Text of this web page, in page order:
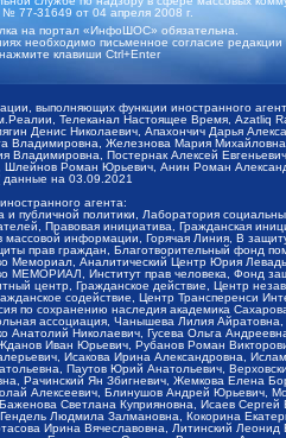
№ 77-31649 от 04 апреля 2008 г.
на портал «ИнфоШОС» обязательна.
необходимо письменное согласие редакции
клавиши Ctrl+Enter
выполняющих функции иностранного
Телеканал Настоящее Время, Azatliq
Денис Николаевич, Апахончич Дарья
Владимировна, Железнова Мария
Владимировна, Постернак Алексей
Роман Юрьевич, Анин Роман
данные на 03.09.2021
агента:
и публичной политики, Лаборатория
Правовая инициатива, Гражданская
массовой информации, Горячая Линия, В
прав граждан, Благотворительный фонд
Мемориал, Аналитический Центр Юрия
МЕМОРИАЛ, Институт прав человека, Фонд
центр, Гражданское действие, Центр
содействие, Центр Трансперенси
по сохранению наследия академика
ассоциация, Чанышева Лилия
Николаевич, Гусева Ольга
Иван Юрьевич, Рубанов Роман
Исакова Ирина Александровна,
Паутов Юрий Анатольевич,
Рачинский Ян Збигневич, Жемкова Елена
Алексеевич, Блинушов Андрей Юрьевич,
Светлана Куприяновна, Исаев
Людмила Залмановна, Кокорина
Ирина Вячеславовна, Литинский